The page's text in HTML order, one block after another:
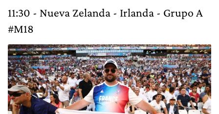
11:30 - Nueva Zelanda - Irlanda - Grupo A
#M18